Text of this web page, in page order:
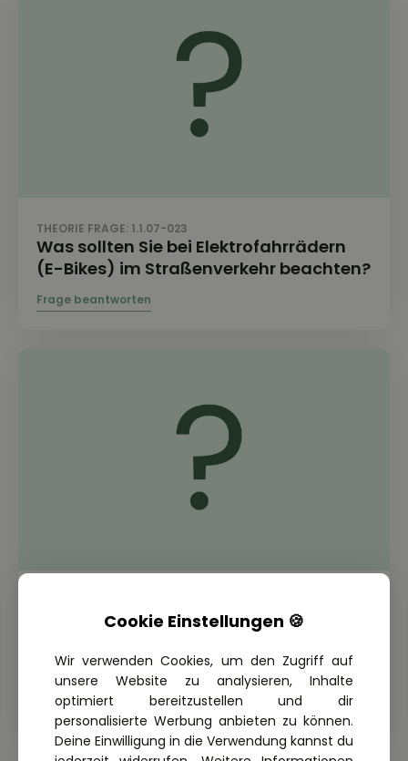
THEORIE FRAGE: 1.1.07-023
Was sollten Sie bei Elektrofahrrädern
(E-Bikes) im Straßenverkehr beachten?
Sie wollen eine landwirtschaftliche
herausragendem Anbaugerät
überholen. Was ist zu beachten?
Cookie Einstellungen 🍪
Wir verwenden Cookies, um den Zugriff auf
unsere Website zu analysieren, Inhalte
optimiert bereitzustellen und dir
personalisierte Werbung anbieten zu können.
Deine Einwilligung in die Verwendung kannst du